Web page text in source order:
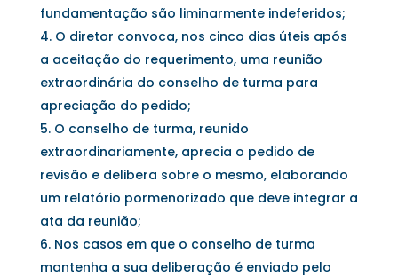
fundamentação são liminarmente indeferidos;
O diretor convoca, nos cinco dias úteis após
a aceitação do requerimento, uma reunião
extraordinária do conselho de turma para
apreciação do pedido;
O conselho de turma, reunido
extraordinariamente, aprecia o pedido de
revisão e delibera sobre o mesmo, elaborando
um relatório pormenorizado que deve integrar a
ata da reunião;
Nos casos em que o conselho de turma
mantenha a sua deliberação é enviado pelo